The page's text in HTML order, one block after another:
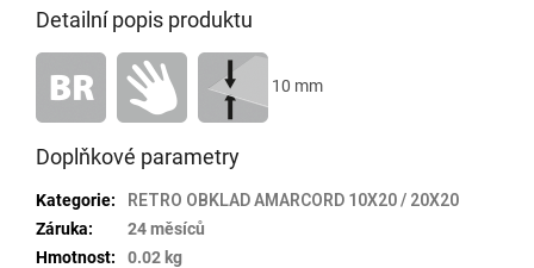
Detailní popis produktu
10 mm
Doplňkové parametry
Kategorie:
RETRO OBKLAD AMARCORD 10X20 / 20X20
Záruka:
24 měsíců
Hmotnost:
0.02 kg